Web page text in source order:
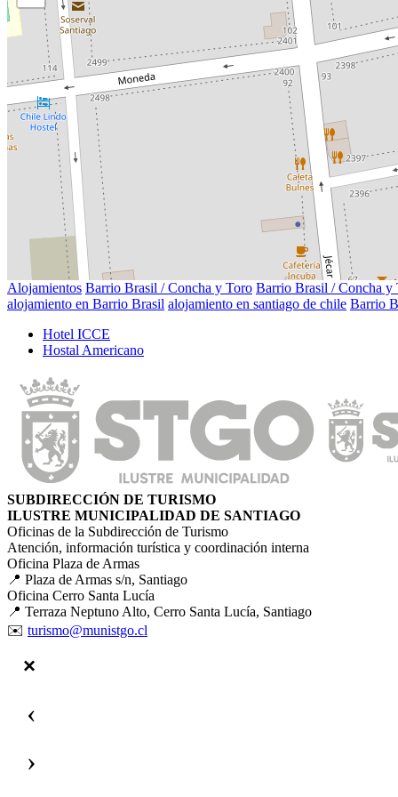
Alojamientos Barrio Brasil / Concha y Toro Barrio Brasil / Concha y
alojamiento en Barrio Brasil alojamiento en santiago de chile Barrio
Hotel ICCE
Hostal Americano
SUBDIRECCIÓN DE TURISMO
ILUSTRE MUNICIPALIDAD DE SANTIAGO
Oficinas de la Subdirección de Turismo
Atención, información turística y coordinación interna
Oficina Plaza de Armas
📍 Plaza de Armas s/n, Santiago
Oficina Cerro Santa Lucía
📍 Terraza Neptuno Alto, Cerro Santa Lucía, Santiago
✉️ turismo@munistgo.cl
‹
›